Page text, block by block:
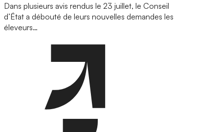
Dans plusieurs avis rendus le 23 juillet, le Conseil
d’État a débouté de leurs nouvelles demandes les
éleveurs…